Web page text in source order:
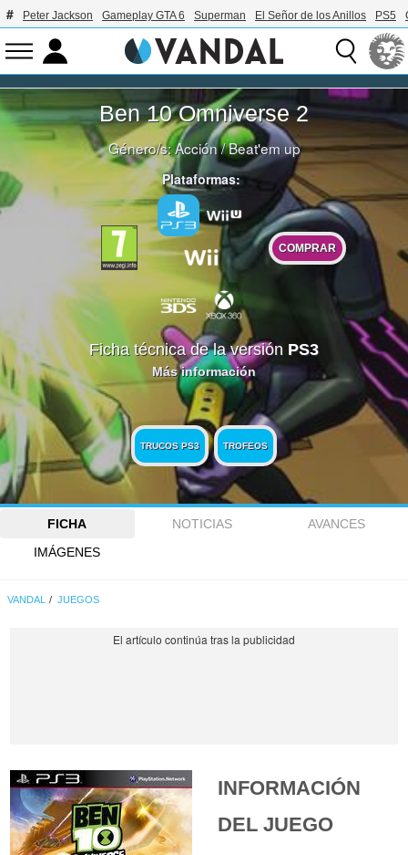
Peter Jackson Gameplay GTA 6 Superman El Señor de los Anillos PS5
Ben 10 Omniverse 2
Género/s:Acción/Beat'em up
Plataformas:
COMPRAR
Ficha técnica de la versión PS3
Más información
TRUCOS PS3 TROFEOS
FICHA NOTICIAS
AVANCES
IMÁGENES
VANDAL JUEGOS
INFORMACIÓN
DEL JUEGO